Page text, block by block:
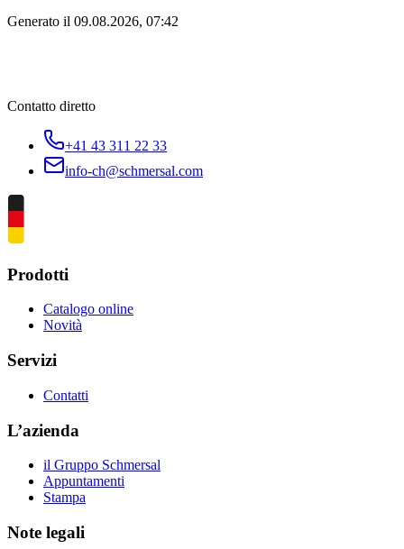
Generato il 09.08.2026, 07:42
Contatto diretto
+41 43 311 22 33
info-ch@schmersal.com
Prodotti
Catalogo online
Novità
Servizi
Contatti
L’azienda
il Gruppo Schmersal
Appuntamenti
Stampa
Note legali